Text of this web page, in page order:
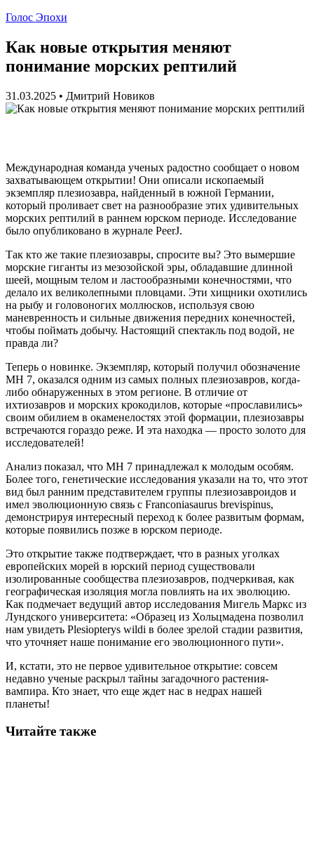
Голос Эпохи
Как новые открытия меняют
понимание морских рептилий
31.03.2025 • Дмитрий Новиков
Международная команда ученых радостно сообщает о новом
захватывающем открытии! Они описали ископаемый
экземпляр плезиозавра, найденный в южной Германии,
который проливает свет на разнообразие этих удивительных
морских рептилий в раннем юрском периоде. Исследование
было опубликовано в журнале PeerJ.
Так кто же такие плезиозавры, спросите вы? Это вымершие
морские гиганты из мезозойской эры, обладавшие длинной
шеей, мощным телом и ластообразными конечностями, что
делало их великолепными пловцами. Эти хищники охотились
на рыбу и головоногих моллюсков, используя свою
маневренность и сильные движения передних конечностей,
чтобы поймать добычу. Настоящий спектакль под водой, не
правда ли?
Теперь о новинке. Экземпляр, который получил обозначение
MH 7, оказался одним из самых полных плезиозавров, когда-
либо обнаруженных в этом регионе. В отличие от
ихтиозавров и морских крокодилов, которые «прославились»
своим обилием в окаменелостях этой формации, плезиозавры
встречаются гораздо реже. И эта находка — просто золото для
исследователей!
Анализ показал, что MH 7 принадлежал к молодым особям.
Более того, генетические исследования указали на то, что этот
вид был ранним представителем группы плезиозавроидов и
имел эволюционную связь с Franconiasaurus brevispinus,
демонстрируя интересный переход к более развитым формам,
которые появились позже в юрском периоде.
Это открытие также подтверждает, что в разных уголках
европейских морей в юрский период существовали
изолированные сообщества плезиозавров, подчеркивая, как
географическая изоляция могла повлиять на их эволюцию.
Как подмечает ведущий автор исследования Мигель Маркс из
Лундского университета: «Образец из Хольцмадена позволил
нам увидеть Plesiopterys wildi в более зрелой стадии развития,
что уточняет наше понимание его эволюционного пути».
И, кстати, это не первое удивительное открытие: совсем
недавно ученые раскрыл тайны загадочного растения-
вампира. Кто знает, что еще ждет нас в недрах нашей
планеты!
Читайте также